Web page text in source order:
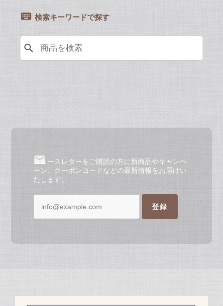
検索キーワードで探す
search
ニュースレターをご購読の方に新商品やキャンペ
ーン、クーポンコードなどの最新情報をお届けい
たします。
登録